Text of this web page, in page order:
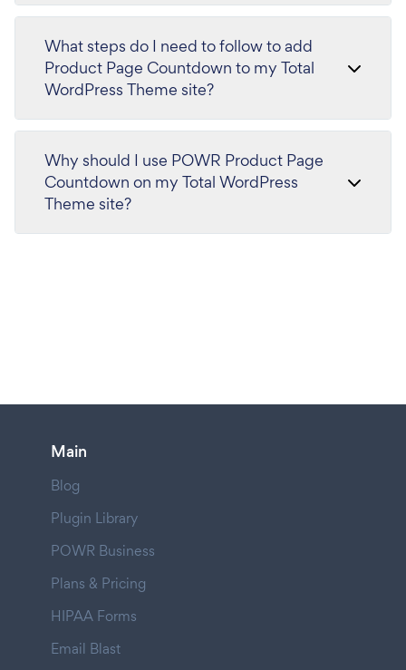
What steps do I need to follow to add
Product Page Countdown to my Total
WordPress Theme site?
Why should I use POWR Product Page
Countdown on my Total WordPress
Theme site?
Main
Blog
Plugin Library
POWR Business
Plans & Pricing
HIPAA Forms
Email Blast